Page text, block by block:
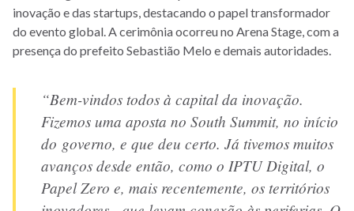
inovação e das startups, destacando o papel transformador
do evento global. A cerimônia ocorreu no Arena Stage, com a
presença do prefeito Sebastião Melo e demais autoridades.
“Bem-vindos todos à capital da inovação.
Fizemos uma aposta no South Summit, no início
do governo, e que deu certo. Já tivemos muitos
avanços desde então, como o IPTU Digital, o
Papel Zero e, mais recentemente, os territórios